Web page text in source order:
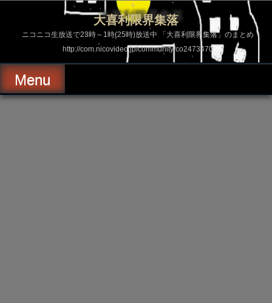
ス
ッ
プ
大喜利限界集落
ニコニコ生放送で23時～1時(25時)放送中 「大喜利限界集落」のまとめ
http://com.nicovideo.jp/community/co2473470
Menu